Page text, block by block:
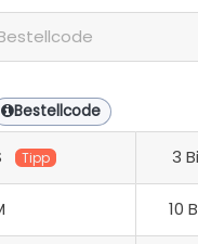
Bestellcode
Tipp 3
10